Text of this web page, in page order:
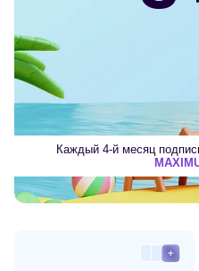
Каждый 4-й месяц